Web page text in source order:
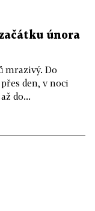
února
mrazivý. Do
den, v noci
do...